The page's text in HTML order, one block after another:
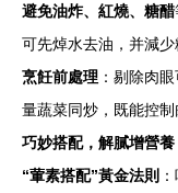
避免油炸、紅燒、糖醋
可先焯水去油，并減少
烹飪前處理 ：剔除肉
量蔬菜同炒，既能控制
巧妙搭配，解膩增營養
“葷素搭配”黃金法則